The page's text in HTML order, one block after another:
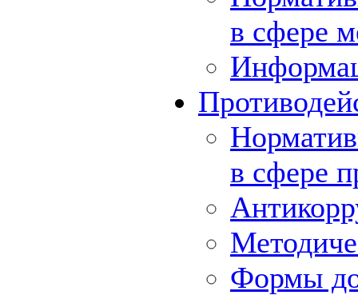
в сфере
в сфере
Формы